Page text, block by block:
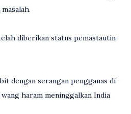
diberikan status pemastautin
dengan serangan pengganas di
haram meninggalkan India